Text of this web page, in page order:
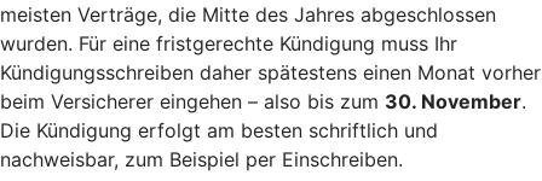
meisten Verträge, die Mitte des Jahres abgeschlossen
wurden. Für eine fristgerechte Kündigung muss Ihr
Kündigungsschreiben daher spätestens einen Monat vorher
beim Versicherer eingehen – also bis zum 30. November.
Die Kündigung erfolgt am besten schriftlich und
nachweisbar, zum Beispiel per Einschreiben.